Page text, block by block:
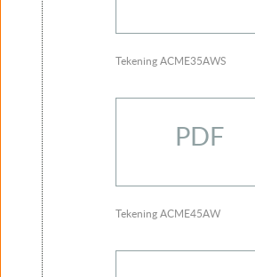
Tekening ACME35AWS
PDF
Tekening ACME45AW